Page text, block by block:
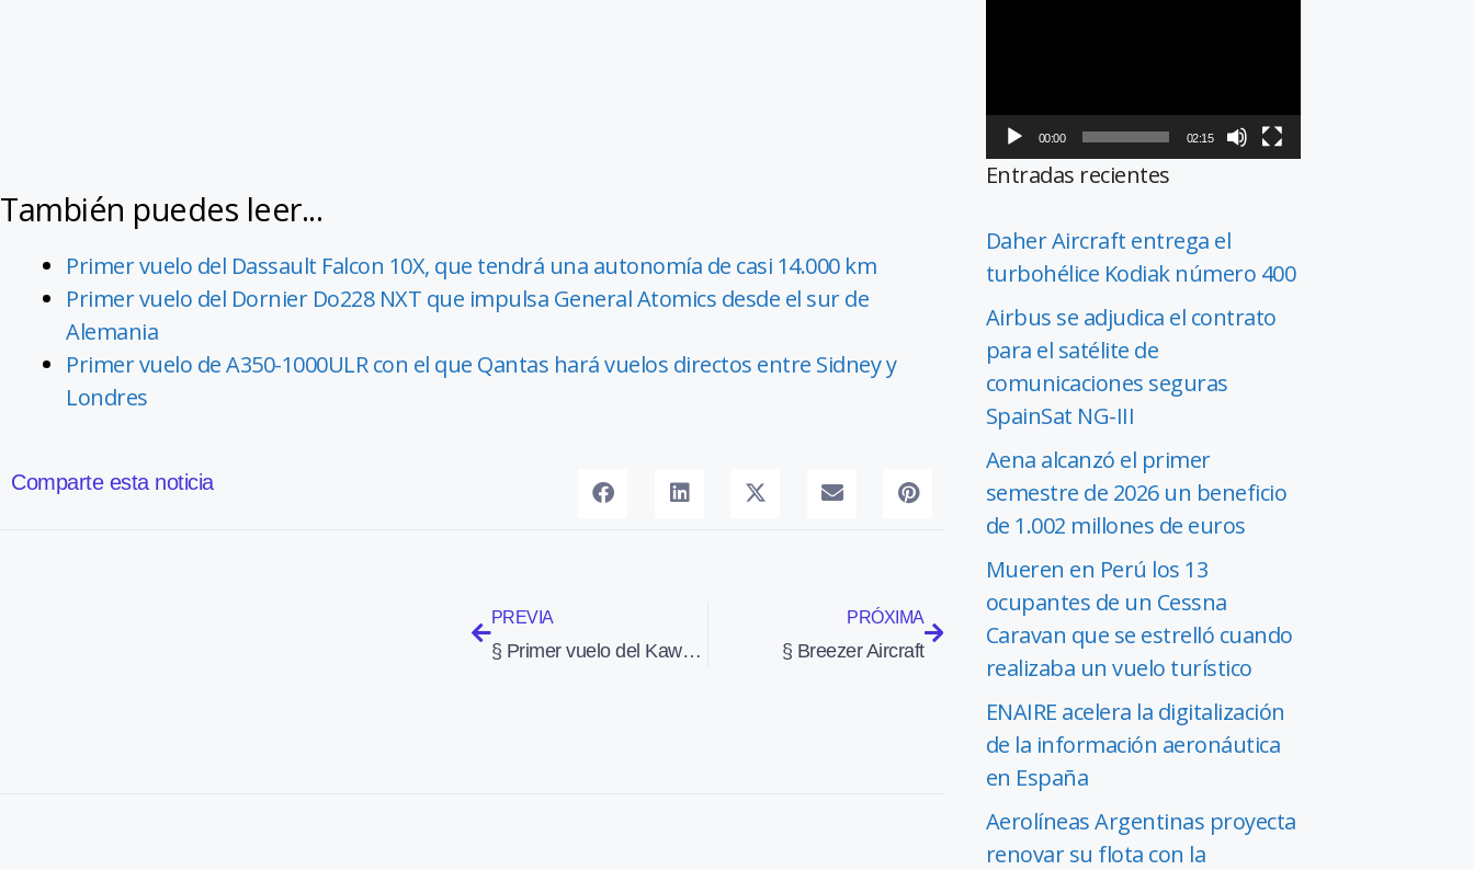
También puedes leer...
Primer vuelo del Dassault Falcon 10X, que tendrá una autonomía de casi 14.000 km
Primer vuelo del Dornier Do228 NXT que impulsa General Atomics desde el sur de
Alemania
Primer vuelo de A350-1000ULR con el que Qantas hará vuelos directos entre Sidney y
Londres
Comparte esta noticia
PREVIA
§ Primer vuelo del Kawasaki XC-2 (26-1-10)
PRÓXIMA
§ Breezer Aircraft
00:00 02:15
Entradas recientes
Daher Aircraft entrega el
turbohélice Kodiak número 400
Airbus se adjudica el contrato
para el satélite de
comunicaciones seguras
SpainSat NG-III
Aena alcanzó el primer
semestre de 2026 un beneficio
de 1.002 millones de euros
Mueren en Perú los 13
ocupantes de un Cessna
Caravan que se estrelló cuando
realizaba un vuelo turístico
ENAIRE acelera la digitalización
de la información aeronáutica
en España
Aerolíneas Argentinas proyecta
renovar su flota con la